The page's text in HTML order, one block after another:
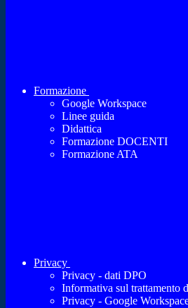
Formazione
Google Workspace
Linee guida
Didattica
Formazione DOCENTI
Formazione ATA
Privacy
Privacy - dati DPO
Informativa sul trattamento
Privacy - Google